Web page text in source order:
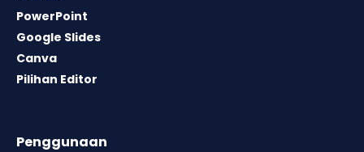
PowerPoint
Google Slides
Canva
Pilihan Editor
Penggunaan